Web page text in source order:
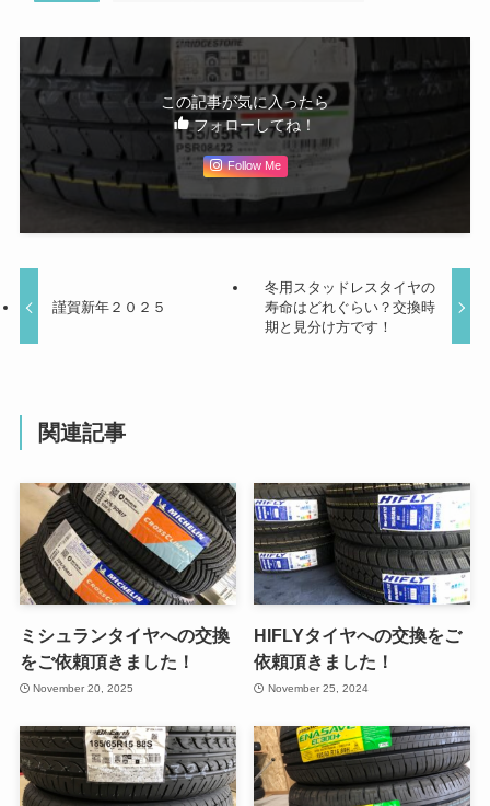
この記事が気に入ったら
フォローしてね！
Follow Me
謹賀新年２０２５
冬用スタッドレスタイヤの
寿命はどれぐらい？交換時
期と見分け方です！
関連記事
ミシュランタイヤへの交換
をご依頼頂きました！
November 20, 2025
HIFLYタイヤへの交換をご
依頼頂きました！
November 25, 2024